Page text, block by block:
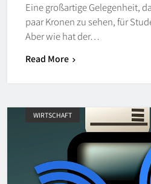
Eine großartige Gelegenheit,
paar Kronen zu sehen, für
Aber wie hat der…
Read More
WIRTSCHAFT